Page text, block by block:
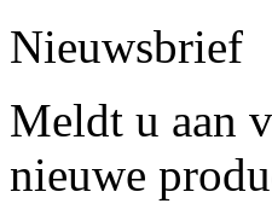
Nieuwsbrief
Meldt u aan
nieuwe